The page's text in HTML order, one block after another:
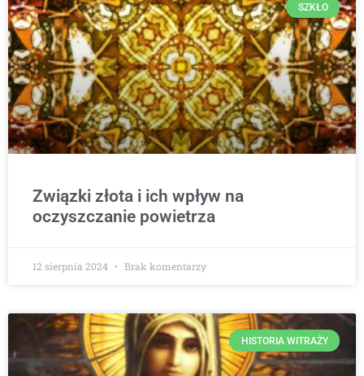
SZKŁO
Związki złota i ich wpływ na
oczyszczanie powietrza
12 sierpnia 2024 Brak komentarzy
HISTORIA WITRAŻY